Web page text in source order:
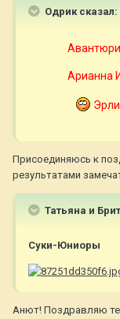
Одрик сказал:
Арианна
Присоединяюсь к
результатами
Татьяна и
Суки-Юниоры
Анют! Поздравляю